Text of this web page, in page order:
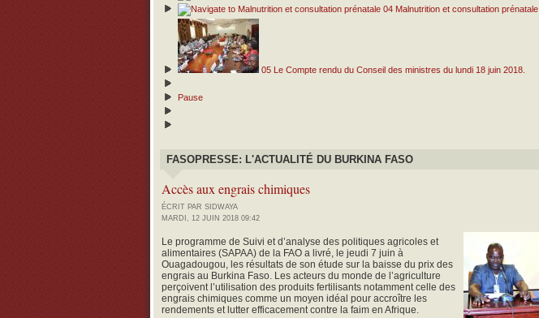
04 Malnutrition et consultation prénatale
05 Le Compte rendu du Conseil des ministres du lundi 18 juin 2018.
Pause
FASOPRESSE: L'ACTUALITÉ DU BURKINA FASO
Accès aux engrais chimiques
ÉCRIT PAR SIDWAYA
MARDI, 12 JUIN 2018 09:42
Le programme de Suivi et d’analyse des politiques agricoles et
alimentaires (SAPAA) de la FAO a livré, le jeudi 7 juin à
Ouagadougou, les résultats de son étude sur la baisse du prix des
engrais au Burkina Faso. Les acteurs du monde de l’agriculture
perçoivent l’utilisation des produits fertilisants notamment celle des
engrais chimiques comme un moyen idéal pour accroître les
rendements et lutter efficacement contre la faim en Afrique.